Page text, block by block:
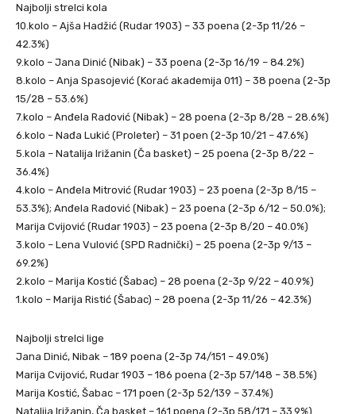
Najbolji strelci kola
10.kolo – Ajša Hadžić (Rudar 1903) – 33 poena (2-3p 11/26 –
42.3%)
9.kolo – Jana Dinić (Nibak) – 33 poena (2-3p 16/19 – 84.2%)
8.kolo – Anja Spasojević (Korać akademija 011) – 38 poena (2-3p
15/28 – 53.6%)
7.kolo – Anđela Radović (Nibak) – 28 poena (2-3p 8/28 – 28.6%)
6.kolo – Nađa Lukić (Proleter) – 31 poen (2-3p 10/21 – 47.6%)
5.kola – Natalija Irižanin (Ča basket) – 25 poena (2-3p 8/22 –
36.4%)
4.kolo – Anđela Mitrović (Rudar 1903) – 23 poena (2-3p 8/15 –
53.3%); Anđela Radović (Nibak) – 23 poena (2-3p 6/12 – 50.0%);
Marija Cvijović (Rudar 1903) – 23 poena (2-3p 8/20 – 40.0%)
3.kolo – Lena Vulović (SPD Radnički) – 25 poena (2-3p 9/13 –
69.2%)
2.kolo – Marija Kostić (Šabac) – 28 poena (2-3p 9/22 – 40.9%)
1.kolo – Marija Ristić (Šabac) – 28 poena (2-3p 11/26 – 42.3%)
Najbolji strelci lige
Jana Dinić, Nibak – 189 poena (2-3p 74/151 – 49.0%)
Marija Cvijović, Rudar 1903 – 186 poena (2-3p 57/148 – 38.5%)
Marija Kostić, Šabac – 171 poen (2-3p 52/139 – 37.4%)
Natalija Irižanin, Ča basket – 161 poena (2-3p 58/171 – 33.9%)